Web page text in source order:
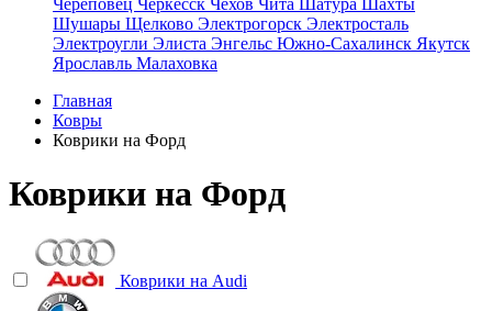
Череповец Черкесск Чехов Чита Шатура Шахты
Шушары Щелково Электрогорск Электросталь
Электроугли Элиста Энгельс Южно-Сахалинск Якутск
Ярославль Малаховка
Главная
Ковры
Коврики на Форд
Коврики на Форд
Коврики на Audi